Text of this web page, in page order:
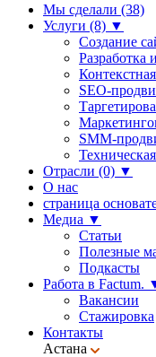
Мы сделали (38)
Услуги (8) ▼
Создание
Разработка
SEO-
SMM-
Отрасли (0) ▼
О нас
страница
Медиа ▼
Статьи
Полезные
Подкасты
Работа в Factum.
Вакансии
Стажировка
Контакты
Астана